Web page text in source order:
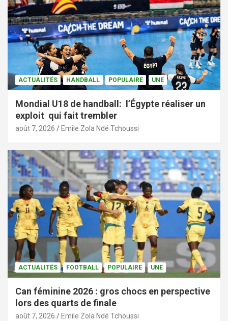
ACTUALITÉS HANDBALL POPULAIRE UNE
Mondial U18 de handball: l’Égypte réaliser un
exploit qui fait trembler
août 7, 2026 Emile Zola Ndé Tchoussi
ACTUALITÉS FOOTBALL POPULAIRE UNE
Can féminine 2026 : gros chocs en perspective
lors des quarts de finale
août 7, 2026 Emile Zola Ndé Tchoussi